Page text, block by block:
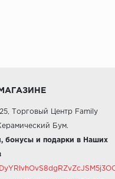
Торговый Центр Family
Бум.
бонусы и подарки в Наших